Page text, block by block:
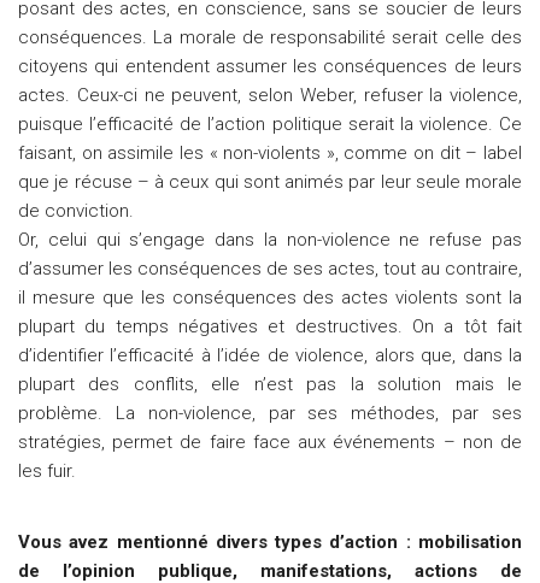
posant des actes, en conscience, sans se soucier de leurs
conséquences. La morale de responsabilité serait celle des
citoyens qui entendent assumer les conséquences de leurs
actes. Ceux-ci ne peuvent, selon Weber, refuser la violence,
puisque l’efficacité de l’action politique serait la violence. Ce
faisant, on assimile les « non-violents », comme on dit – label
que je récuse – à ceux qui sont animés par leur seule morale
de conviction.
Or, celui qui s’engage dans la non-violence ne refuse pas
d’assumer les conséquences de ses actes, tout au contraire,
il mesure que les conséquences des actes violents sont la
plupart du temps négatives et destructives. On a tôt fait
d’identifier l’efficacité à l’idée de violence, alors que, dans la
plupart des conflits, elle n’est pas la solution mais le
problème. La non-violence, par ses méthodes, par ses
stratégies, permet de faire face aux événements – non de
les fuir.
Vous avez mentionné divers types d’action : mobilisation
de l’opinion publique, manifestations, actions de